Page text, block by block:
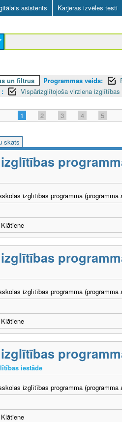
asistents Karjeras izvēles testi
un filtrus Programmas veids:
:
Vispārizglītojoša virziena izglītības
1 2 3 4 5
skats
izglītības programma (programma
Klātiene
izglītības programma (programma
Klātiene
iestāde
izglītības programma (programma
Klātiene